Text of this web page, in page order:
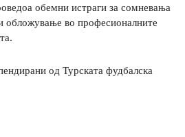
обемни истраги за сомневања
обложување во професионалните
од Турската фудбалска